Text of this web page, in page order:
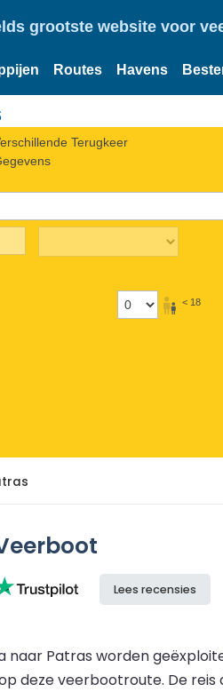
grootste website voor
Routes Havens
Terugkeer
< 18
Lees recensies
naar Patras worden
deze veerbootroute. De reis